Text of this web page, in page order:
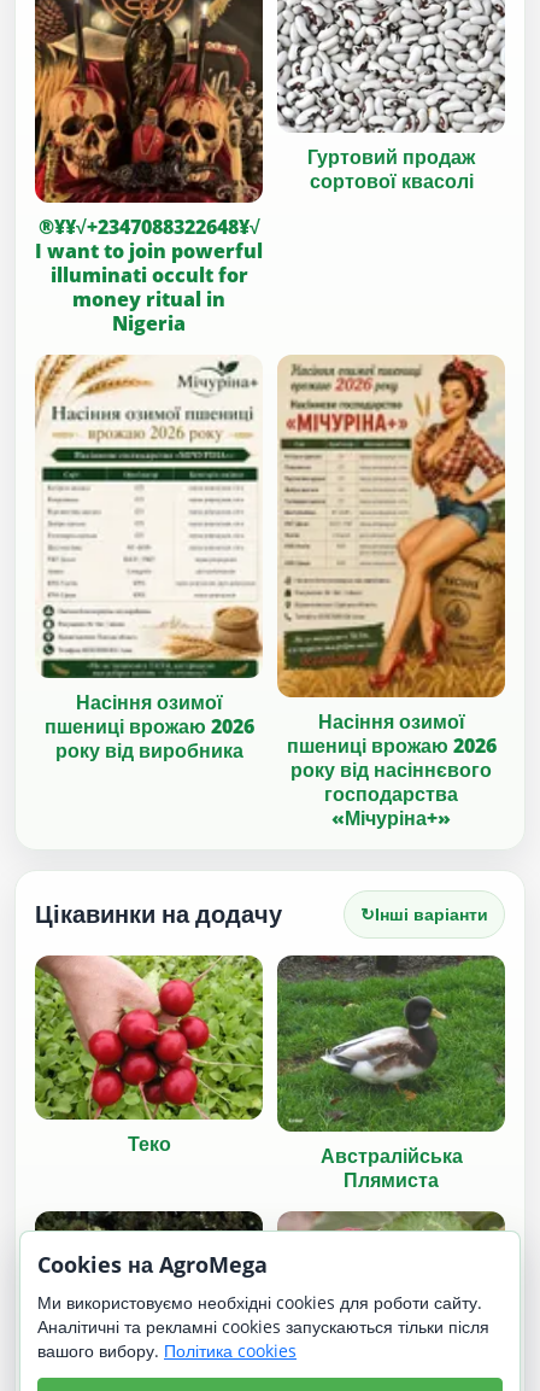
®¥¥√+2347088322648¥√
I want to join powerful
illuminati occult for
money ritual in
Nigeria
Гуртовий продаж
сортової квасолі
Насіння озимої
пшениці врожаю 2026
року від виробника
Насіння озимої
пшениці врожаю 2026
року від насіннєвого
господарства
«Мічуріна+»
Цікавинки на додачу ↻Інші варіанти
Теко
Австралійська
Плямиста
Східнофризька
Cookies на AgroMega
Ми використовуємо необхідні cookies для роботи сайту.
Аналітичні та рекламні cookies запускаються тільки після
вашого вибору. Політика cookies